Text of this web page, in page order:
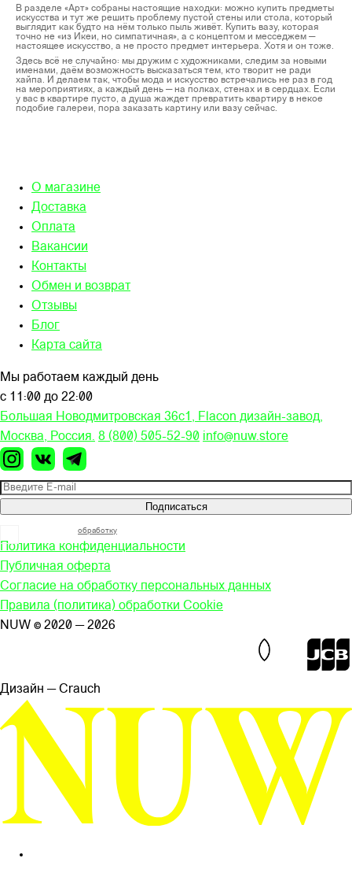
В разделе «Арт» собраны настоящие находки: можно купить предметы
искусства и тут же решить проблему пустой стены или стола, который
выглядит как будто на нём только пыль живёт. Купить вазу, которая
точно не «из Икеи, но симпатичная», а с концептом и месседжем —
настоящее искусство, а не просто предмет интерьера. Хотя и он тоже.
Здесь всё не случайно: мы дружим с художниками, следим за новыми
именами, даём возможность высказаться тем, кто творит не ради
хайпа. И делаем так, чтобы мода и искусство встречались не раз в год
на мероприятиях, а каждый день — на полках, стенах и в сердцах. Если
у вас в квартире пусто, а душа жаждет превратить квартиру в некое
подобие галереи, пора заказать картину или вазу сейчас.
О магазине
Доставка
Оплата
Вакансии
Контакты
Обмен и возврат
Отзывы
Блог
Карта сайта
Мы работаем каждый день
с 11:00 до 22:00
Большая Новодмитровская 36c1, Flacon дизайн-завод,
Москва, Россия. 8 (800) 505-52-90 info@nuw.store
Подписаться
обработку
Политика конфиденциальности
Публичная оферта
Согласие на обработку персональных данных
Правила (политика) обработки Cookie
NUW © 2020 — 2026
Дизайн — Сrauch